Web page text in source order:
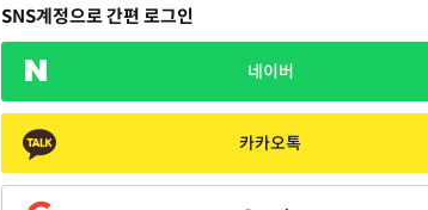
SNS계정으로 간편 로그인
네이버
카카오톡